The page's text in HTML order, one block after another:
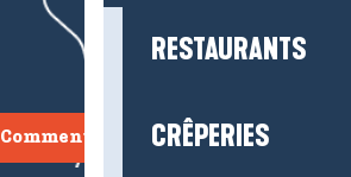
RESTAURANTS
CRÊPERIES
Comment venir ?